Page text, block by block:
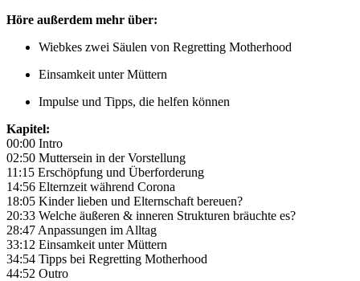
Höre außerdem mehr über:
Wiebkes zwei Säulen von Regretting Motherhood
Einsamkeit unter Müttern
Impulse und Tipps, die helfen können
Kapitel:
00:00 Intro
02:50 Muttersein in der Vorstellung
11:15 Erschöpfung und Überforderung
14:56 Elternzeit während Corona
18:05 Kinder lieben und Elternschaft bereuen?
20:33 Welche äußeren & inneren Strukturen bräuchte es?
28:47 Anpassungen im Alltag
33:12 Einsamkeit unter Müttern
34:54 Tipps bei Regretting Motherhood
44:52 Outro